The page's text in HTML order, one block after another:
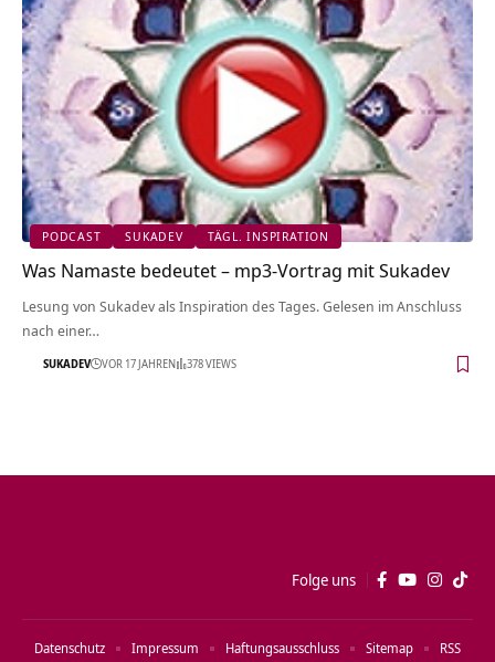
PODCAST SUKADEV TÄGL. INSPIRATION
Was Namaste bedeutet – mp3-Vortrag mit Sukadev
Lesung von Sukadev als Inspiration des Tages. Gelesen im Anschluss
nach einer…
SUKADEV VOR 17 JAHREN 378 VIEWS
Folge uns
Datenschutz Impressum Haftungsausschluss Sitemap RSS